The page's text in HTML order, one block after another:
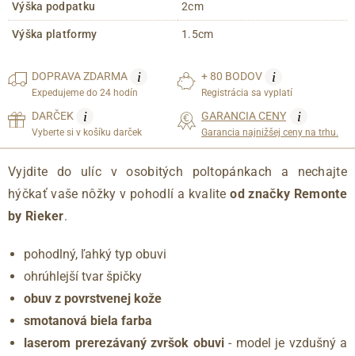
Výška podpatku 2cm
Výška platformy 1.5cm
DOPRAVAZDARMA i
Expedujeme do 24 hodín
+ 80 BODOV i
Registrácia sa vyplatí
DARČEK i
Vyberte si v košíku darček
GARANCIA CENY i
Garancia najnižšej ceny na trhu.
Vyjdite do ulíc v osobitých poltopánkach a nechajte
hýčkať vaše nôžky v pohodlí a kvaliteod značky Remonte
by Rieker.
pohodlný, ľahký typ obuvi
ohrúhlejší tvar špičky
obuv z povrstvenej kože
smotanová biela farba
laserom prerezávaný zvršok obuvi- model je vzdušný a